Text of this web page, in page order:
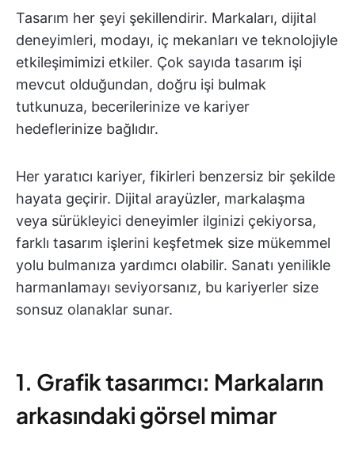
Tasarım her şeyi şekillendirir. Markaları, dijital
deneyimleri, modayı, iç mekanları ve teknolojiyle
etkileşimimizi etkiler. Çok sayıda tasarım işi
mevcut olduğundan, doğru işi bulmak
tutkunuza, becerilerinize ve kariyer
hedeflerinize bağlıdır.
Her yaratıcı kariyer, fikirleri benzersiz bir şekilde
hayata geçirir. Dijital arayüzler, markalaşma
veya sürükleyici deneyimler ilginizi çekiyorsa,
farklı tasarım işlerini keşfetmek size mükemmel
yolu bulmanıza yardımcı olabilir. Sanatı yenilikle
harmanlamayı seviyorsanız, bu kariyerler size
sonsuz olanaklar sunar.
1. Grafik tasarımcı: Markaların
arkasındaki görsel mimar